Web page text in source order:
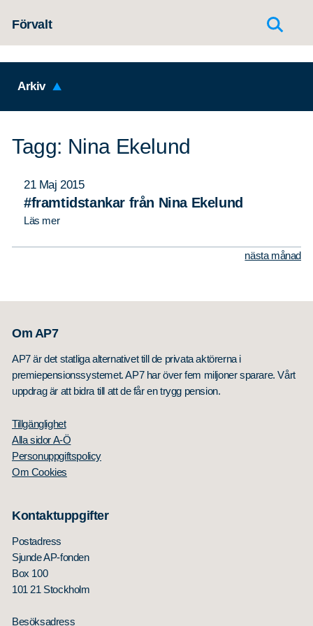
Förvalt
Arkiv
Tagg: Nina Ekelund
21 Maj 2015
#framtidstankar från Nina Ekelund
Läs mer
nästa månad
Om AP7
AP7 är det statliga alternativet till de privata aktörerna i
premiepensionssystemet. AP7 har över fem miljoner sparare. Vårt
uppdrag är att bidra till att de får en trygg pension.
Tillgänglighet
Alla sidor A-Ö
Personuppgiftspolicy
Om Cookies
Kontaktuppgifter
Postadress
Sjunde AP-fonden
Box 100
101 21 Stockholm
Besöksadress